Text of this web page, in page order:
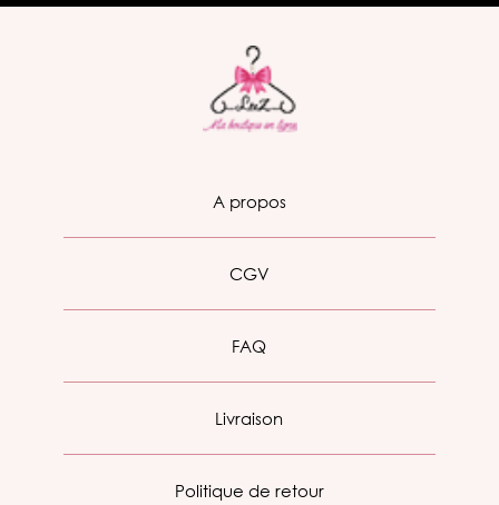
A propos
CGV
FAQ
Livraison
Politique de retour